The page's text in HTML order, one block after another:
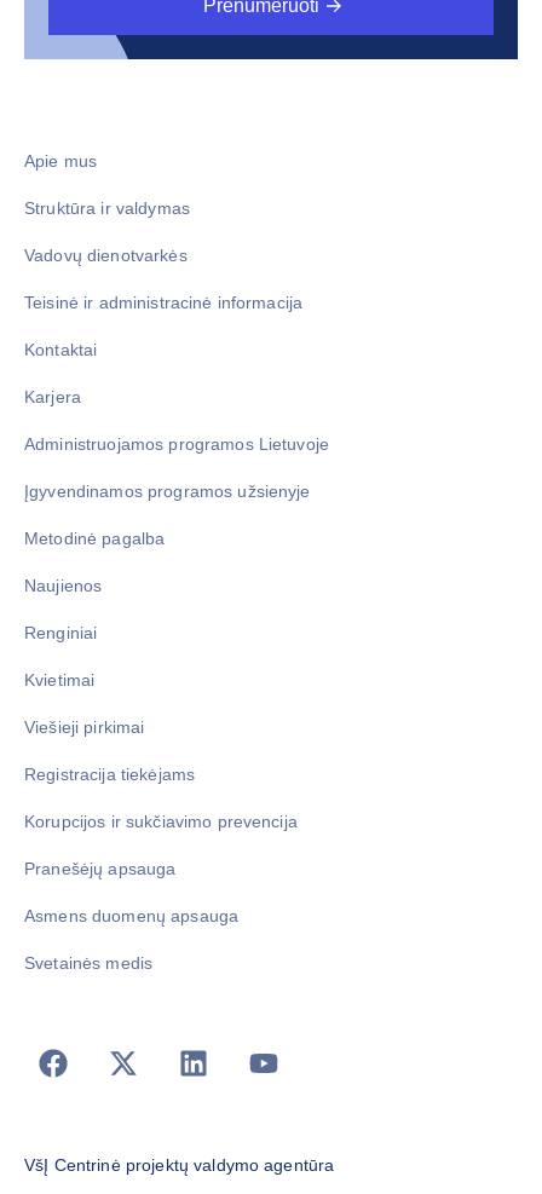
Prenumeruoti
Apie mus
Struktūra ir valdymas
Vadovų dienotvarkės
Teisinė ir administracinė informacija
Kontaktai
Karjera
Administruojamos programos Lietuvoje
Įgyvendinamos programos užsienyje
Metodinė pagalba
Naujienos
Renginiai
Kvietimai
Viešieji pirkimai
Registracija tiekėjams
Korupcijos ir sukčiavimo prevencija
Pranešėjų apsauga
Asmens duomenų apsauga
Svetainės medis
VšĮ Centrinė projektų valdymo agentūra